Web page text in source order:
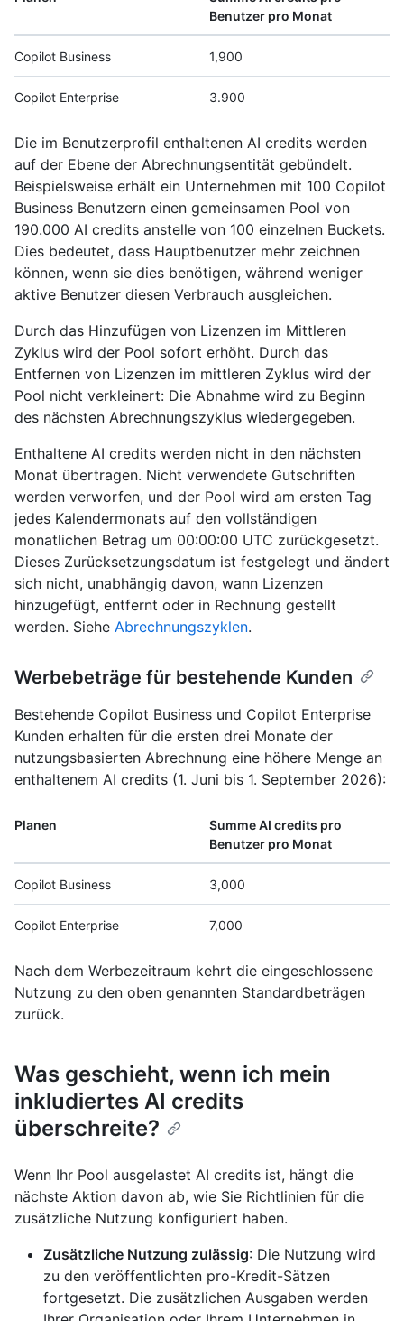
Benutzer pro Monat
Copilot Business 1,900
Copilot Enterprise 3.900
Die im Benutzerprofil enthaltenen AI credits werden
auf der Ebene der Abrechnungsentität gebündelt.
Beispielsweise erhält ein Unternehmen mit 100 Copilot
Business Benutzern einen gemeinsamen Pool von
190.000 AI credits anstelle von 100 einzelnen Buckets.
Dies bedeutet, dass Hauptbenutzer mehr zeichnen
können, wenn sie dies benötigen, während weniger
aktive Benutzer diesen Verbrauch ausgleichen.
Durch das Hinzufügen von Lizenzen im Mittleren
Zyklus wird der Pool sofort erhöht. Durch das
Entfernen von Lizenzen im mittleren Zyklus wird der
Pool nicht verkleinert: Die Abnahme wird zu Beginn
des nächsten Abrechnungszyklus wiedergegeben.
Enthaltene AI credits werden nicht in den nächsten
Monat übertragen. Nicht verwendete Gutschriften
werden verworfen, und der Pool wird am ersten Tag
jedes Kalendermonats auf den vollständigen
monatlichen Betrag um 00:00:00 UTC zurückgesetzt.
Dieses Zurücksetzungsdatum ist festgelegt und ändert
sich nicht, unabhängig davon, wann Lizenzen
hinzugefügt, entfernt oder in Rechnung gestellt
werden. Siehe Abrechnungszyklen.
Werbebeträge für bestehende Kunden
Bestehende Copilot Business und Copilot Enterprise
Kunden erhalten für die ersten drei Monate der
nutzungsbasierten Abrechnung eine höhere Menge an
enthaltenem AI credits (1. Juni bis 1. September 2026):
Planen
Summe AI credits pro
Benutzer pro Monat
Copilot Business 3,000
Copilot Enterprise 7,000
Nach dem Werbezeitraum kehrt die eingeschlossene
Nutzung zu den oben genannten Standardbeträgen
zurück.
Was geschieht, wenn ich mein
inkludiertes AI credits
überschreite?
Wenn Ihr Pool ausgelastet AI credits ist, hängt die
nächste Aktion davon ab, wie Sie Richtlinien für die
zusätzliche Nutzung konfiguriert haben.
Zusätzliche Nutzung zulässig: Die Nutzung wird
zu den veröffentlichten pro-Kredit-Sätzen
fortgesetzt. Die zusätzlichen Ausgaben werden